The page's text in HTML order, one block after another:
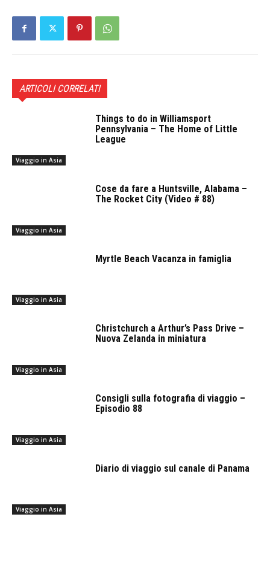
ARTICOLI CORRELATI
Viaggio in Asia
Things to do in Williamsport
Pennsylvania – The Home of Little
League
Viaggio in Asia
Cose da fare a Huntsville, Alabama –
The Rocket City (Video # 88)
Viaggio in Asia
Myrtle Beach Vacanza in famiglia
Viaggio in Asia
Christchurch a Arthur’s Pass Drive –
Nuova Zelanda in miniatura
Viaggio in Asia
Consigli sulla fotografia di viaggio –
Episodio 88
Viaggio in Asia
Diario di viaggio sul canale di Panama